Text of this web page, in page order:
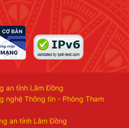
an tỉnh Lâm Đồng
nghệ Thông tin - Phòng Tham
an tỉnh Lâm Đồng